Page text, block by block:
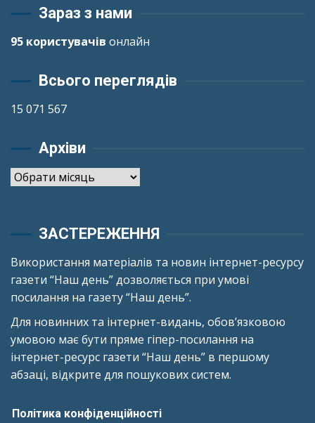
Зараз з нами
95 користувачів онлайн
Всього переглядів
15 071 567
Архіви
Архіви
ЗАСТЕРЕЖЕННЯ
Використання матеріалів та новин інтернет-ресурсу
газети “Наш день” дозволяється при умові
посилання на газету “Наш день”.
Для новинних та інтернет-видань, обов’язковою
умовою має бути пряме гіпер-посилання на
інтернет-ресурс газети “Наш день” в першому
абзаці, відкрите для пошукових систем.
Політика конфіденційності